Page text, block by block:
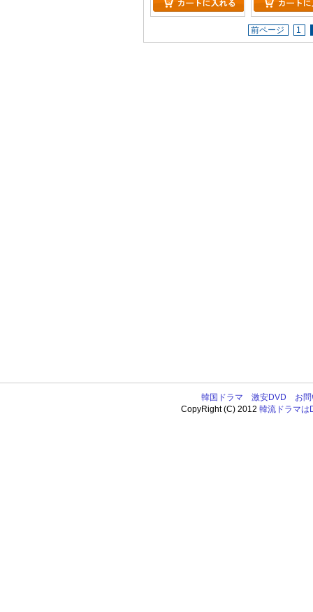
前ページ 1
韓国ドラマ 激安DVD
お
CopyRight (C) 2012韓流ドラマは